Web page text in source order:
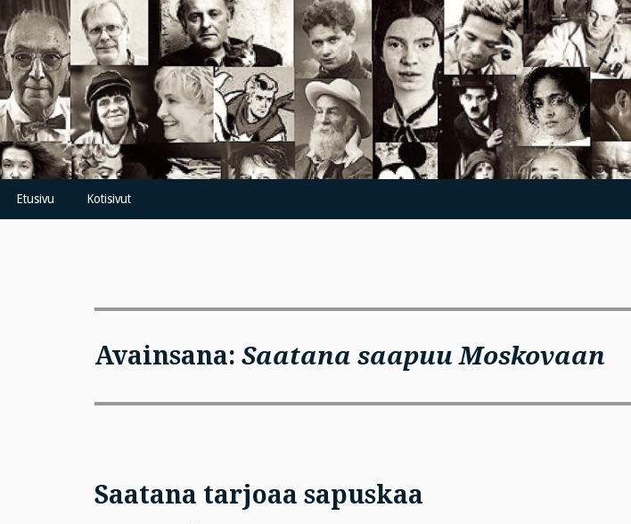
Skip
to
content
Etusivu Kotisivut
Avainsana: Saatana saapuu Moskovaan
Saatana tarjoaa sapuskaa